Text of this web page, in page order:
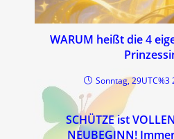
WARUM heißt die 4
Sonntag, 29UTC%3
SCHÜTZE ist
NEUBEGINN!